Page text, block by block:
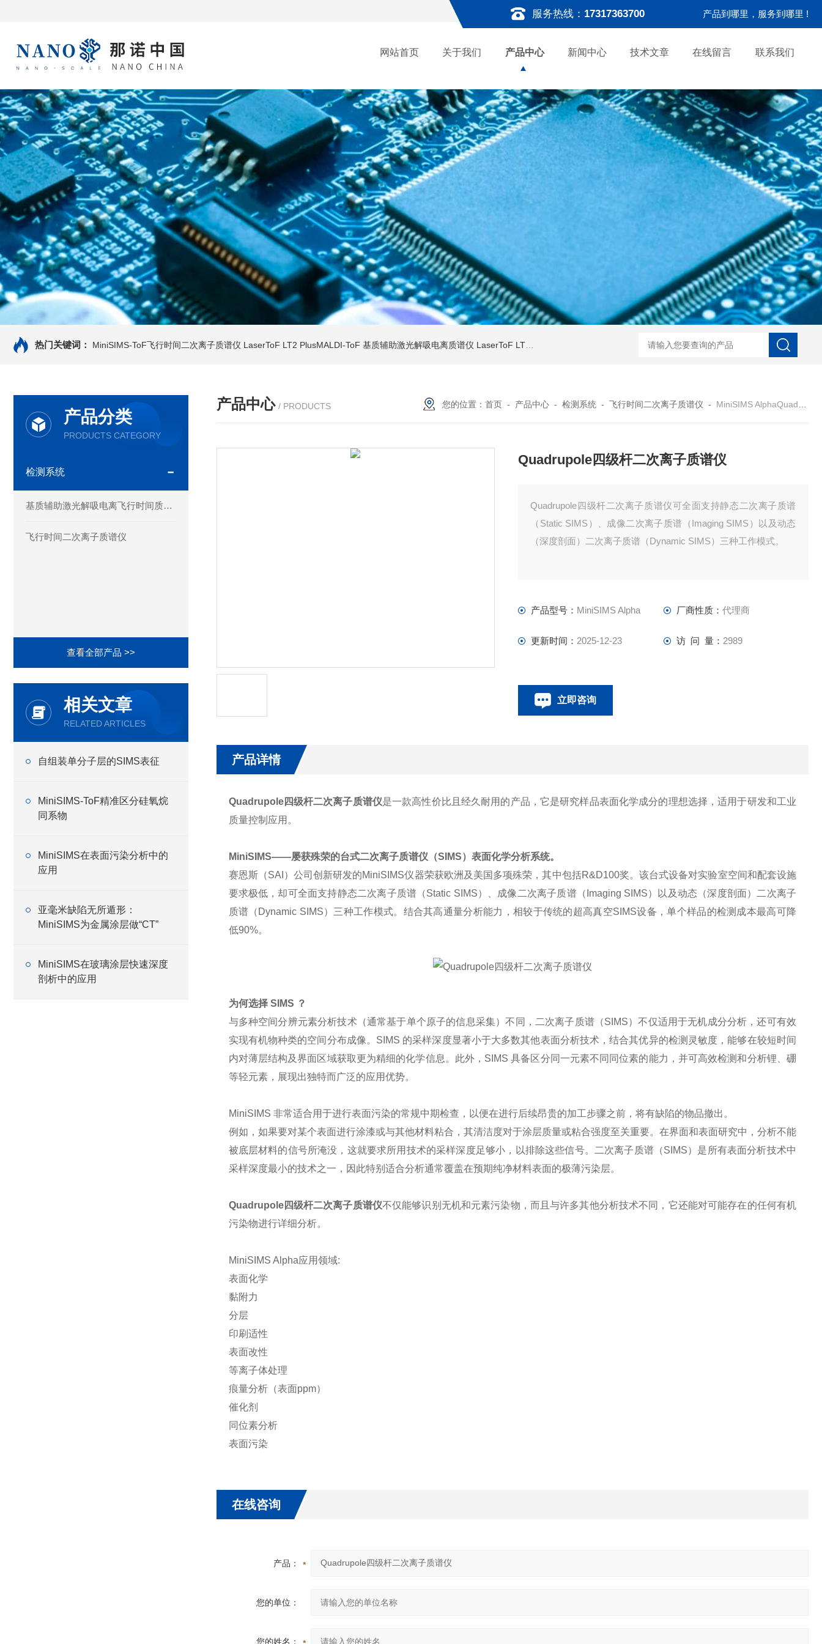
服务热线： 17317363700 产品到哪里，服务到哪里 !
网站首页 关于我们 产品中心 新闻中心 技术文章 在线留言 联系我们
热门关键词： MiniSIMS-ToF飞行时间二次离子质谱仪 LaserToF LT2 PlusMALDI-ToF 基质辅助激光解吸电离质谱仪 LaserToF LT3 Plus基质辅助激光解吸电离 MALDI-TOF MS LaserToF TT基质辅助激光解
产品分类
PRODUCTS CATEGORY
检测系统
基质辅助激光解吸电离飞行时间质谱仪
飞行时间二次离子质谱仪
查看全部产品 >>
相关文章
RELATED ARTICLES
自组装单分子层的SIMS表征
MiniSIMS-ToF精准区分硅氧烷
同系物
MiniSIMS在表面污染分析中的
应用
亚毫米缺陷无所遁形：
MiniSIMS为金属涂层做“CT”
MiniSIMS在玻璃涂层快速深度
剖析中的应用
产品中心 / PRODUCTS 您的位置：首页 - 产品中心 -检测系统 -飞行时间二次离子质谱仪 - MiniSIMS AlphaQuadrupole四级杆二次离子质谱仪
Quadrupole四级杆二次离子质谱仪
Quadrupole四级杆二次离子质谱仪可全面支持静态二次离子质谱
（Static SIMS）、成像二次离子质谱（Imaging SIMS）以及动态
（深度剖面）二次离子质谱（Dynamic SIMS）三种工作模式。
产品型号： MiniSIMS Alpha 厂商性质： 代理商
更新时间： 2025-12-23 访 问 量： 2989
立即咨询
产品详情
Quadrupole四级杆二次离子质谱仪是一款高性价比且经久耐用的产品，它是研究样品表面化学成分的理想选择，适用于研发和工业
质量控制应用。
MiniSIMS——屡获殊荣的台式二次离子质谱仪（SIMS）表面化学分析系统。
赛恩斯（SAI）公司创新研发的MiniSIMS仪器荣获欧洲及美国多项殊荣，其中包括R&D100奖。该台式设备对实验室空间和配套设施
要求极低，却可全面支持静态二次离子质谱（Static SIMS）、成像二次离子质谱（Imaging SIMS）以及动态（深度剖面）二次离子
质谱（Dynamic SIMS）三种工作模式。结合其高通量分析能力，相较于传统的超高真空SIMS设备，单个样品的检测成本最高可降
低90%。
为何选择 SIMS ？
与多种空间分辨元素分析技术（通常基于单个原子的信息采集）不同，二次离子质谱（SIMS）不仅适用于无机成分分析，还可有效
实现有机物种类的空间分布成像。SIMS 的采样深度显著小于大多数其他表面分析技术，结合其优异的检测灵敏度，能够在较短时间
内对薄层结构及界面区域获取更为精细的化学信息。此外，SIMS 具备区分同一元素不同同位素的能力，并可高效检测和分析锂、硼
等轻元素，展现出独特而广泛的应用优势。
MiniSIMS 非常适合用于进行表面污染的常规中期检查，以便在进行后续昂贵的加工步骤之前，将有缺陷的物品撤出。
例如，如果要对某个表面进行涂漆或与其他材料粘合，其清洁度对于涂层质量或粘合强度至关重要。在界面和表面研究中，分析不能
被底层材料的信号所淹没，这就要求所用技术的采样深度足够小，以排除这些信号。二次离子质谱（SIMS）是所有表面分析技术中
采样深度最小的技术之一，因此特别适合分析通常覆盖在预期纯净材料表面的极薄污染层。
Quadrupole四级杆二次离子质谱仪不仅能够识别无机和元素污染物，而且与许多其他分析技术不同，它还能对可能存在的任何有机
污染物进行详细分析。
MiniSIMS Alpha应用领域:
表面化学
黏附力
分层
印刷适性
表面改性
等离子体处理
痕量分析（表面ppm）
催化剂
同位素分析
表面污染
在线咨询
产品：
您的单位：
您的姓名：